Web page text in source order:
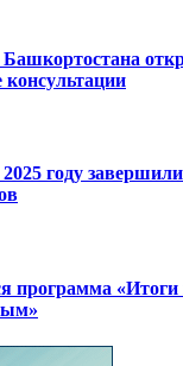
Башкортостана
году завершили
программа «Итоги